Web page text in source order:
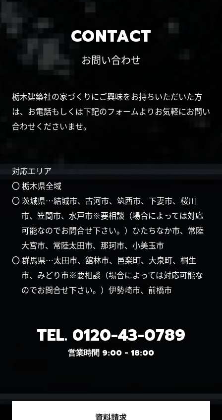
CONTACT
お問い合わせ
栃木建築社の家づくりにご興味をお持ちいただいた方
は、お電話もしくは下記のフォームよりお気軽にお問い
合わせくださいませ。
対応エリア
〇 栃木県全域
〇 茨城県…結城市、古河市、筑西市、下妻市、桜川
市、笠間市、水戸市※要相談（場合によっては対応
可能なのでお問合せ下さい。）ひたちなか市、常陸
大宮市、常陸太田市、那珂市、小美玉市
〇 群馬県…太田市、舘林市、邑楽町、大泉町、桐生
市、みどり市※要相談（場合によっては対応可能な
のでお問合せ下さい。）伊勢崎市、前橋市
TEL. 0120-43-0789
営業時間 9:00 - 18:00
資料請求